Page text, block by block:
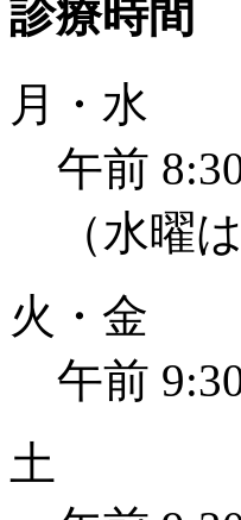
診療時間
月・水
午前
（水曜
火・金
午前
土